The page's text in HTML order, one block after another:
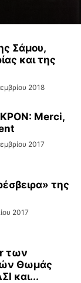
Σάμου,
και της
2018
Merci,
2017
της
2017
των
Θωμάς
και...